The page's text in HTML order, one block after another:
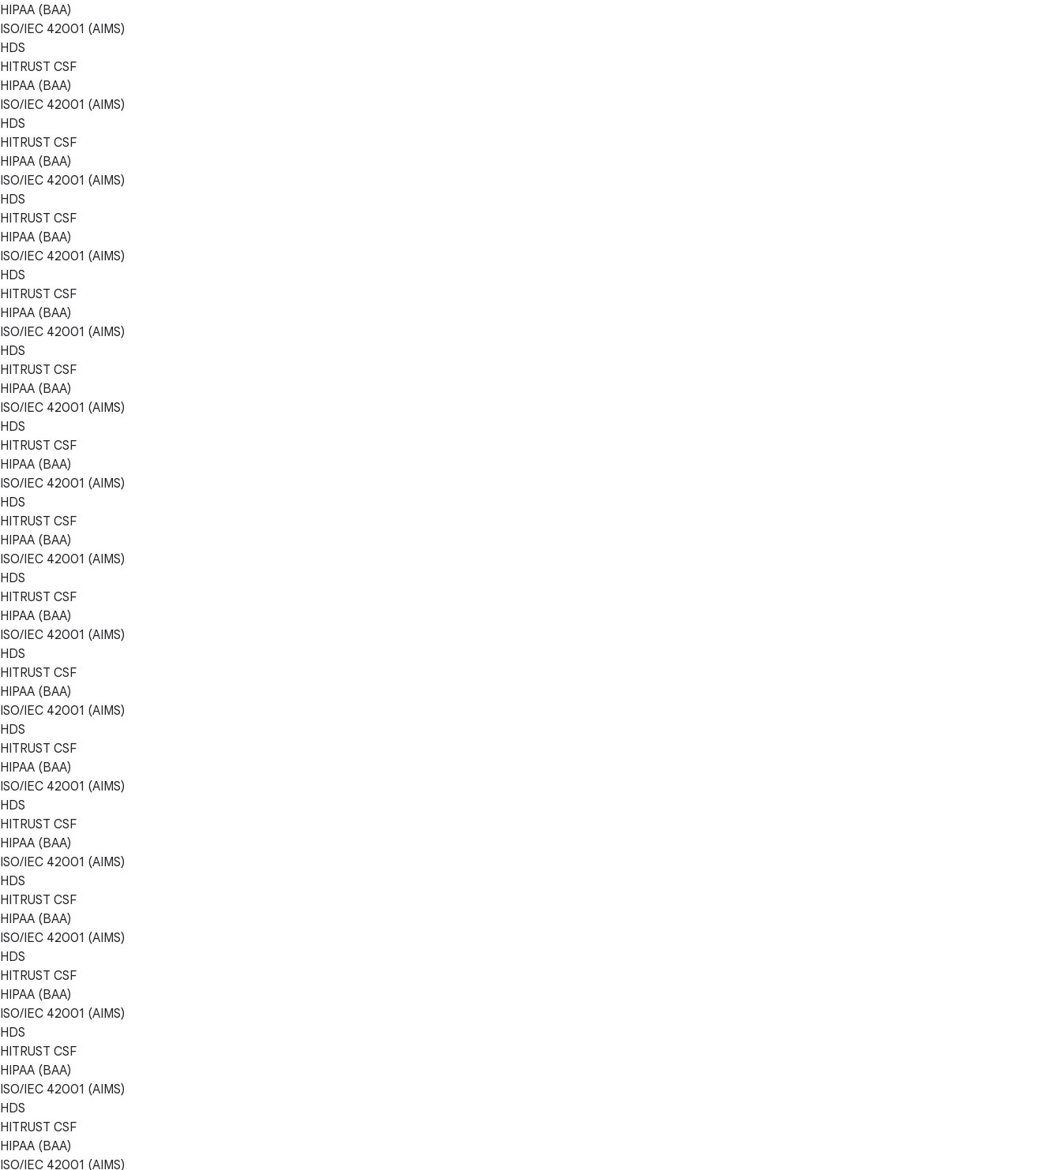
HIPAA (BAA)
ISO/IEC 42001 (AIMS)
HDS
HITRUST CSF
HIPAA (BAA)
ISO/IEC 42001 (AIMS)
HDS
HITRUST CSF
HIPAA (BAA)
ISO/IEC 42001 (AIMS)
HDS
HITRUST CSF
HIPAA (BAA)
ISO/IEC 42001 (AIMS)
HDS
HITRUST CSF
HIPAA (BAA)
ISO/IEC 42001 (AIMS)
HDS
HITRUST CSF
HIPAA (BAA)
ISO/IEC 42001 (AIMS)
HDS
HITRUST CSF
HIPAA (BAA)
ISO/IEC 42001 (AIMS)
HDS
HITRUST CSF
HIPAA (BAA)
ISO/IEC 42001 (AIMS)
HDS
HITRUST CSF
HIPAA (BAA)
ISO/IEC 42001 (AIMS)
HDS
HITRUST CSF
HIPAA (BAA)
ISO/IEC 42001 (AIMS)
HDS
HITRUST CSF
HIPAA (BAA)
ISO/IEC 42001 (AIMS)
HDS
HITRUST CSF
HIPAA (BAA)
ISO/IEC 42001 (AIMS)
HDS
HITRUST CSF
HIPAA (BAA)
ISO/IEC 42001 (AIMS)
HDS
HITRUST CSF
HIPAA (BAA)
ISO/IEC 42001 (AIMS)
HDS
HITRUST CSF
HIPAA (BAA)
ISO/IEC 42001 (AIMS)
HDS
HITRUST CSF
HIPAA (BAA)
ISO/IEC 42001 (AIMS)